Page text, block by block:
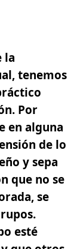
la
tenemos
Por
en alguna
de lo
y sepa
que no se
, se
esté